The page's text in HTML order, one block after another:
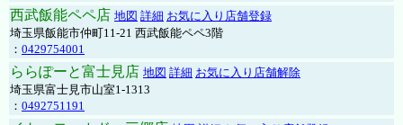
西武飯能ペペ店 地図 詳細 お気に入り店舗登録
埼玉県飯能市仲町11-21 西武飯能ペペ3階
： 0429754001
ららぽーと富士見店 地図 詳細 お気に入り店舗解除
埼玉県富士見市山室1-1313
： 0492751191